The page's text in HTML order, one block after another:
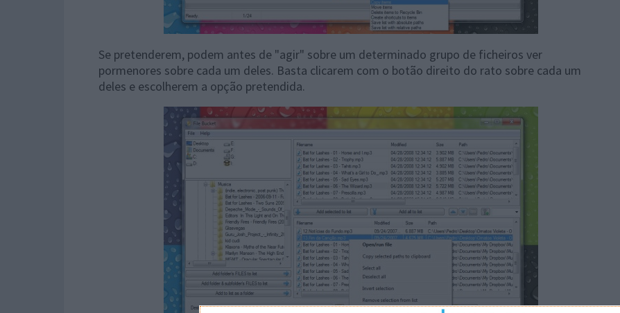
Se pretenderem, podem antes de "agir" sobre um determinado grupo de ficheiros ver
pormenores sobre cada um deles. Basta clicarem com o botão direito do rato sobre cada um
deles e escolherem a opção pretendida.